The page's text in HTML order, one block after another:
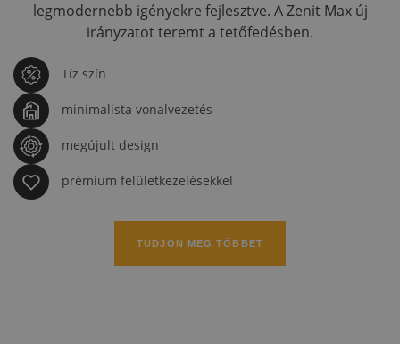
legmodernebb igényekre fejlesztve. A Zenit Max új
irányzatot teremt a tetőfedésben.
Tíz szín
minimalista vonalvezetés
megújult design
prémium felületkezelésekkel
TUDJON MEG TÖBBET